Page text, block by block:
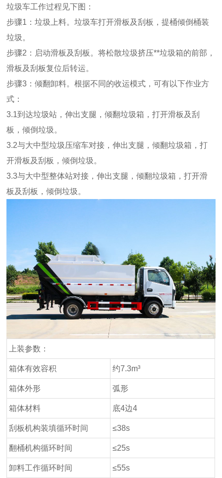
垃圾车工作过程见下图：
步骤1：垃圾上料。垃圾车打开滑板及刮板，提桶倾倒桶装
垃圾。
步骤2：启动滑板及刮板。将松散垃圾挤压**垃圾箱的前部，
滑板及刮板复位后转运。
步骤3：倾翻卸料。根据不同的收运模式，可有以下作业方
式：
3.1到达垃圾站，伸出支腿，倾翻垃圾箱，打开滑板及刮
板，倾倒垃圾。
3.2与大中型垃圾压缩车对接，伸出支腿，倾翻垃圾箱，打
开滑板及刮板，倾倒垃圾。
3.3与大中型整体站对接，伸出支腿，倾翻垃圾箱，打开滑
板及刮板，倾倒垃圾。
上装参数：
箱体有效容积 约7.3m³
箱体外形 弧形
箱体材料 底4边4
刮板机构装填循环时间 ≤38s
翻桶机构循环时间 ≤25s
卸料工作循环时间 ≤55s